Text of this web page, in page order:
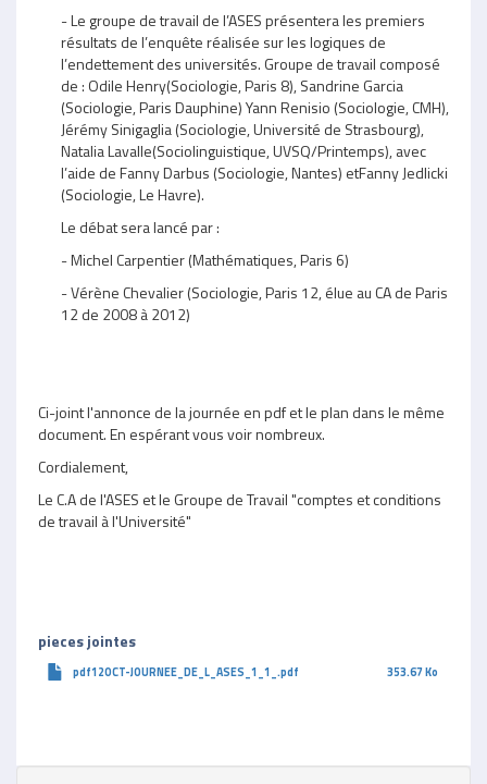
- Le groupe de travail de l’ASES présentera les premiers
résultats de l’enquête réalisée sur les logiques de
l’endettement des universités. Groupe de travail composé
de : Odile Henry(Sociologie, Paris 8), Sandrine Garcia
(Sociologie, Paris Dauphine) Yann Renisio (Sociologie, CMH),
Jérémy Sinigaglia (Sociologie, Université de Strasbourg),
Natalia Lavalle(Sociolinguistique, UVSQ/Printemps), avec
l’aide de Fanny Darbus (Sociologie, Nantes) etFanny Jedlicki
(Sociologie, Le Havre).
Le débat sera lancé par :
- Michel Carpentier (Mathématiques, Paris 6)
- Vérène Chevalier (Sociologie, Paris 12, élue au CA de Paris
12 de 2008 à 2012)
Ci-joint l'annonce de la journée en pdf et le plan dans le même
document. En espérant vous voir nombreux.
Cordialement,
Le C.A de l'ASES et le Groupe de Travail "comptes et conditions
de travail à l'Université"
pieces jointes
pdf12OCT-JOURNEE_DE_L_ASES_1_1_.pdf 353.67 Ko